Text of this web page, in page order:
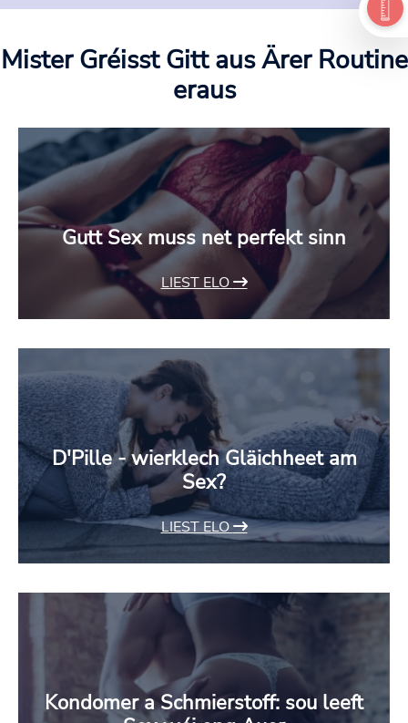
Mister GréisstGitt aus Ärer Routine
eraus
Gutt Sex muss net perfekt sinn
LIEST ELO
D'Pille - wierklech Gläichheet am
Sex?
LIEST ELO
Kondomer a Schmierstoff: sou leeft